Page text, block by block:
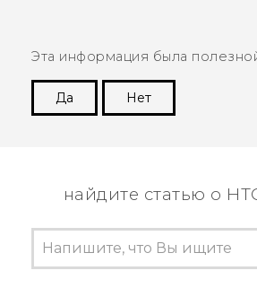
Эта информация была
Да
Нет
найдите статью о